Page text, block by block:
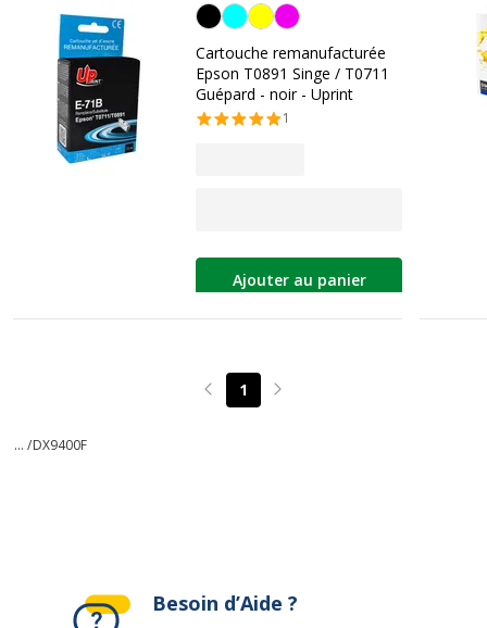
Noir
Cartouche remanufacturée
Epson T0891 Singe / T0711
Guépard - noir - Uprint
1
Ajouter au panier
Page précédente
1 Page suivante
... /DX9400F
Besoin d’Aide ?